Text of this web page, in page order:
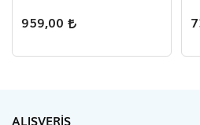
959,00
ALIŞVERİŞ